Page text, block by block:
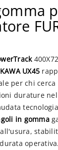
UX45
per chi cerca
durature
in gomma